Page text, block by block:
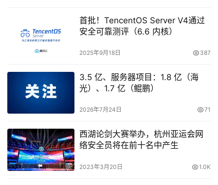
首批！TencentOS Server V4通过
安全可靠测评（6.6 内核）
2025年9月18日 387
3.5 亿、服务器项目：1.8 亿（海
光）、1.7 亿（鲲鹏）
2026年7月24日 71
西湖论剑大赛举办，杭州亚运会网
络安全员将在前十名中产生
2023年3月20日 1.0K